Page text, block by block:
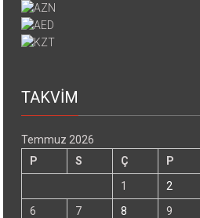
TAKVİM
Temmuz 2026
P
S Ç P
1
2
6
7 8 9